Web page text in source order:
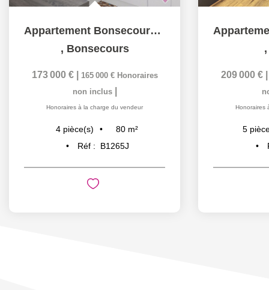
Appartement Bonsecours 80 m2
, Bonsecours
173 000 € 165 000 € Honoraires
non inclus
Honoraires à la charge du vendeur
4 pièce(s) 80 m²
Réf :
B1265J
209 000 €
Honoraires
5